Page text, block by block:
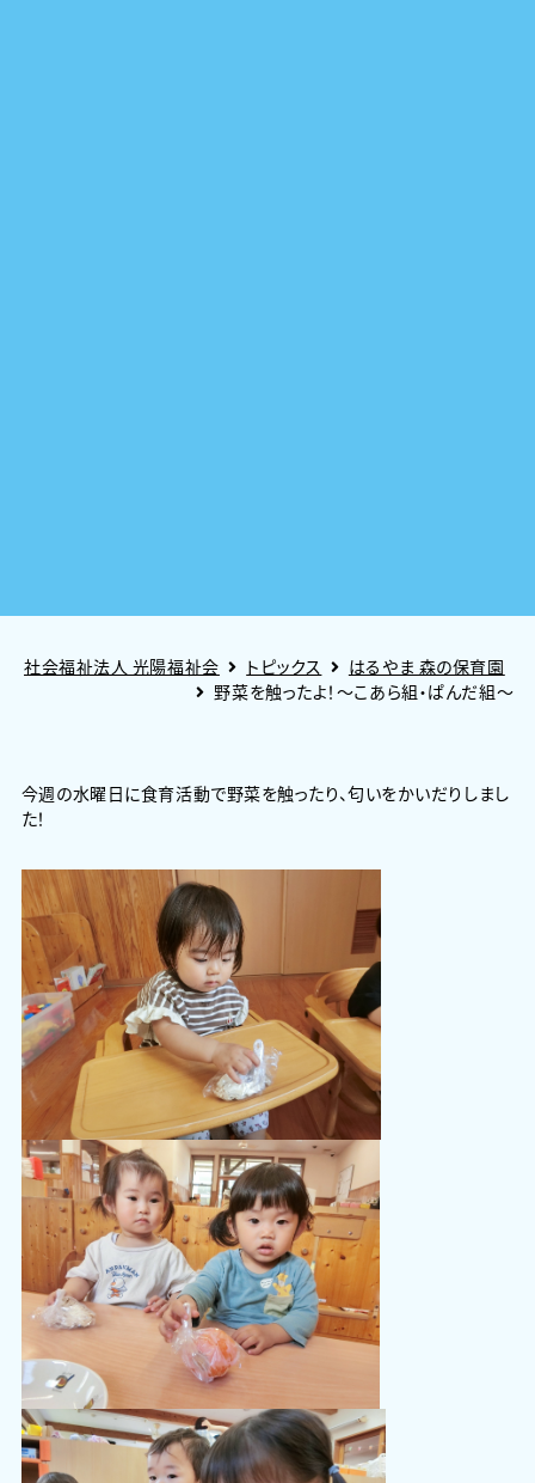
社会福祉法人 光陽福祉会 トピックス
はるやま 森の保育園
野菜を触ったよ！～こあら組・ぱんだ組～
今週の水曜日に食育活動で野菜を触ったり、匂いをかいだりしまし
た！